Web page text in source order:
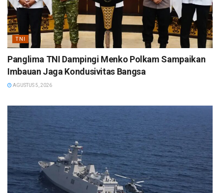
TNI
Panglima TNI Dampingi Menko Polkam Sampaikan
Imbauan Jaga Kondusivitas Bangsa
AGUSTUS 5, 2026